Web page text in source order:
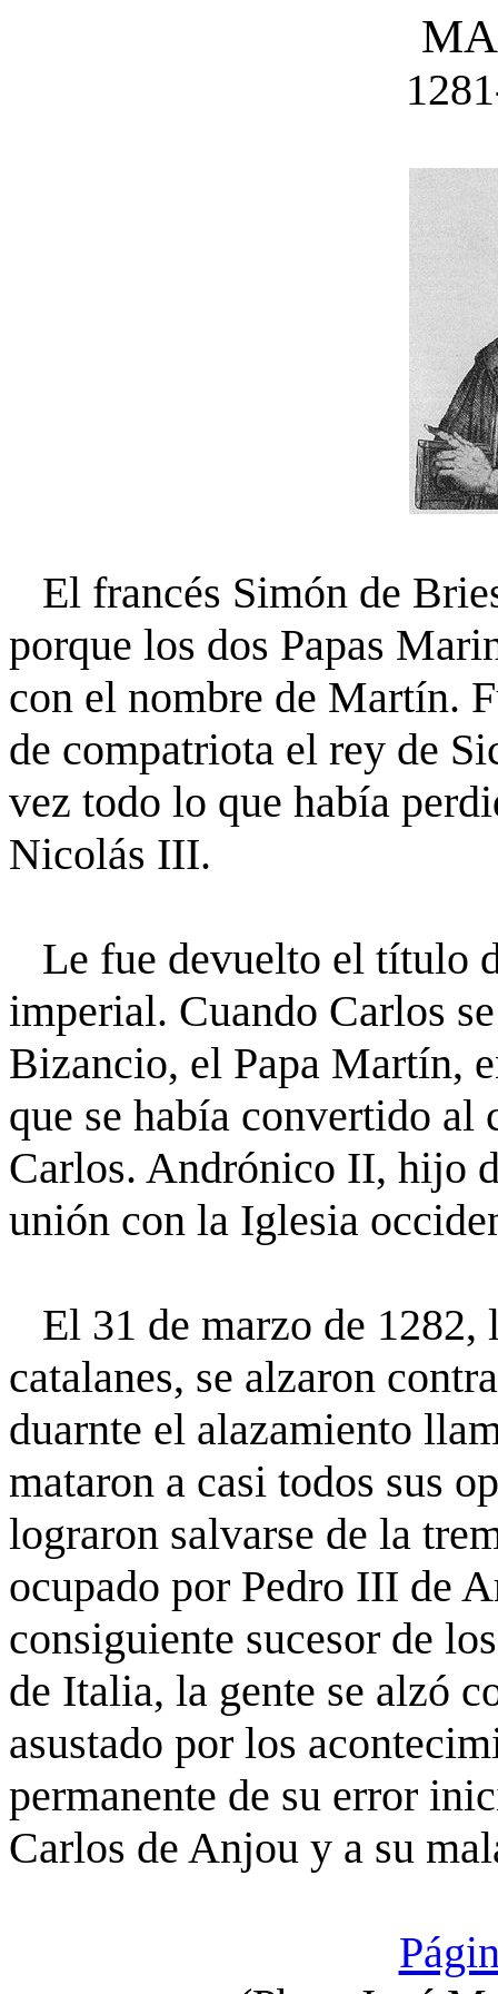
El francés Simón de
porque los dos Papas
con el nombre de Martín.
de compatriota el rey de
vez todo lo que había
Nicolás III.
Le fue devuelto el título
imperial. Cuando Carlos
Bizancio, el Papa Martín,
que se había convertido
Carlos. Andrónico II, hijo
unión con la Iglesia
El 31 de marzo de 1282,
catalanes, se alzaron
duarnte el alazamiento
mataron a casi todos sus
lograron salvarse de la
ocupado por Pedro III de
consiguiente sucesor de
de Italia, la gente se alzó
asustado por los
permanente de su error
Carlos de Anjou y a su